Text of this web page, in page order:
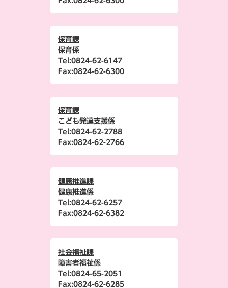
保育課
保育係
Tel:0824-62-6147
Fax:0824-62-6300
保育課
こども発達支援係
Tel:0824-62-2788
Fax:0824-62-2766
健康推進課
健康推進係
Tel:0824-62-6257
Fax:0824-62-6382
社会福祉課
障害者福祉係
Tel:0824-65-2051
Fax:0824-62-6285